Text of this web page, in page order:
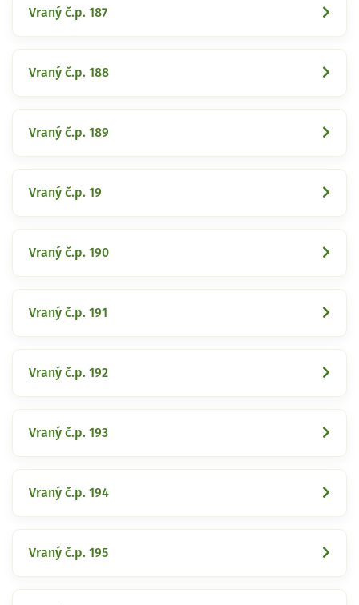
Vraný č.p. 187
Vraný č.p. 188
Vraný č.p. 189
Vraný č.p. 19
Vraný č.p. 190
Vraný č.p. 191
Vraný č.p. 192
Vraný č.p. 193
Vraný č.p. 194
Vraný č.p. 195